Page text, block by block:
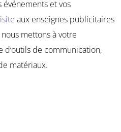
événements et vos
aux enseignes publicitaires
nous mettons à votre
d’outils de communication,
matériaux.